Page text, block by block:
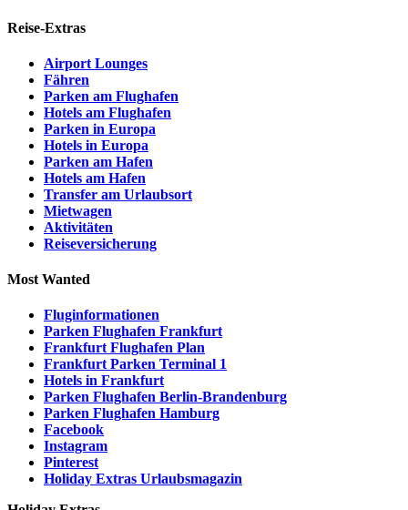
Reise-Extras
Airport Lounges
Fähren
Parken am Flughafen
Hotels am Flughafen
Parken in Europa
Hotels in Europa
Parken am Hafen
Hotels am Hafen
Transfer am Urlaubsort
Mietwagen
Aktivitäten
Reiseversicherung
Most Wanted
Fluginformationen
Parken Flughafen Frankfurt
Frankfurt Flughafen Plan
Frankfurt Parken Terminal 1
Hotels in Frankfurt
Parken Flughafen Berlin-Brandenburg
Parken Flughafen Hamburg
Facebook
Instagram
Pinterest
Holiday Extras Urlaubsmagazin